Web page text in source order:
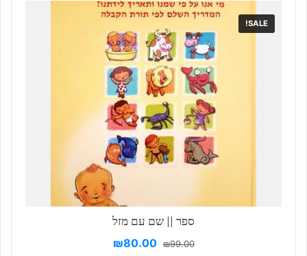
SALE!
ספר || שם עם מזל
₪99.00
₪80.00